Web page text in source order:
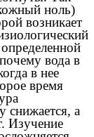
ноль)
возникает
вода в
в нее
время
снижается, а
Изучение